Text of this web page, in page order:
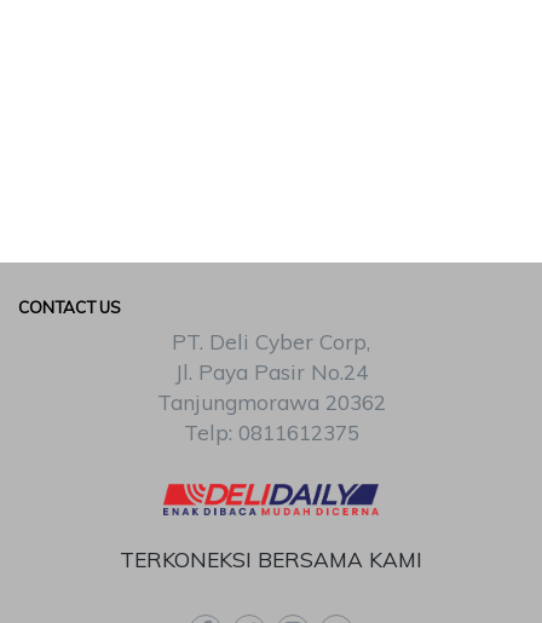
TERKONEKSI BERSAMA KAMI
CONTACT US
PT. Deli Cyber Corp,
Jl. Paya Pasir No.24
Tanjungmorawa 20362
Telp: 0811612375